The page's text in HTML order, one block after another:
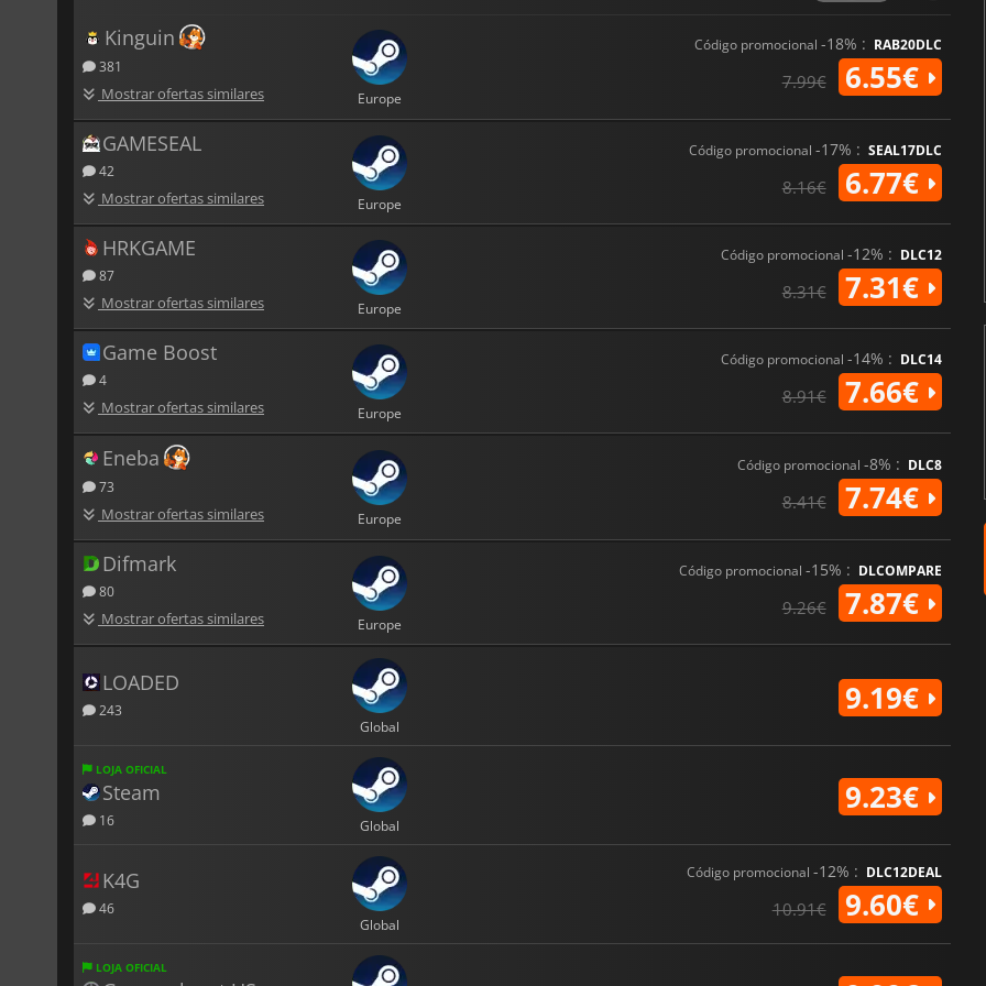
Kinguin
381
Mostrar ofertas similares Europe
Código promocional -18% : RAB20DLC
7.99€ 6.55€
GAMESEAL
42
Mostrar ofertas similares Europe
Código promocional -17% : SEAL17DLC
8.16€ 6.77€
HRKGAME
87
Mostrar ofertas similares Europe
Código promocional -12% : DLC12
8.31€ 7.31€
Game Boost
4
Mostrar ofertas similares Europe
Código promocional -14% : DLC14
8.91€ 7.66€
Eneba
73
Mostrar ofertas similares Europe
Código promocional -8% : DLC8
8.41€ 7.74€
Difmark
80
Mostrar ofertas similares Europe
Código promocional -15% : DLCOMPARE
9.26€ 7.87€
LOADED
243
Global
9.19€
LOJA OFICIAL
Steam
16 Global
9.23€
K4G
46
Global
Código promocional -12% : DLC12DEAL
10.91€ 9.60€
LOJA OFICIAL